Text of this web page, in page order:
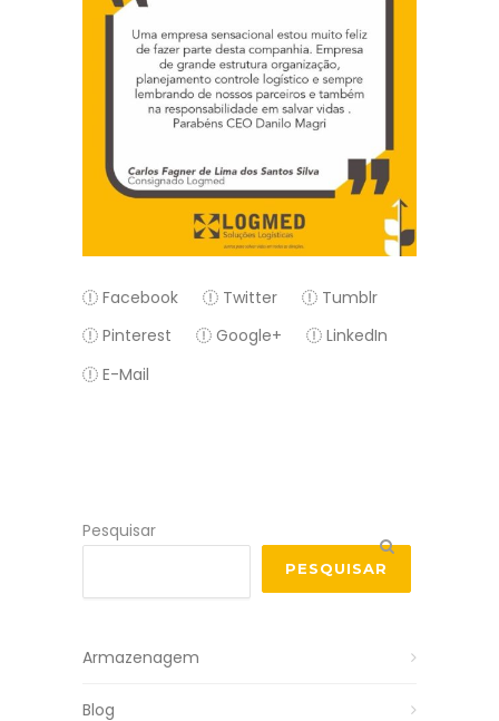
Facebook Twitter
Tumblr
Pinterest
Google+
LinkedIn
E-Mail
Pesquisar
PESQUISAR
Armazenagem
Blog